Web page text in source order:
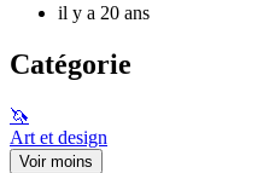
il y a 20 ans
Catégorie
🦄
Art et design
Voir moins